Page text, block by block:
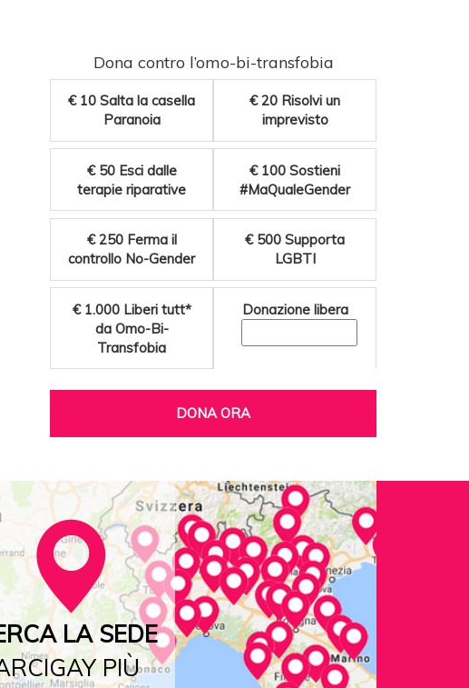
Dona contro l’omo-bi-transfobia
€ 10 Salta la casella
Paranoia
€ 20 Risolvi un
imprevisto
€ 50 Esci dalle
terapie riparative
€ 100 Sostieni
#MaQualeGender
€ 250 Ferma il
controllo No-Gender
€ 500 Supporta
LGBTI
€ 1.000 Liberi tutt*
da Omo-Bi-
Transfobia
Donazione libera
DONA ORA
LA SEDE
PIÙ